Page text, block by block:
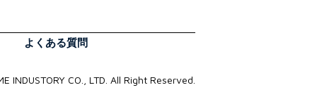
よくある質問
INDUSTORY CO., LTD. All Right Reserved.